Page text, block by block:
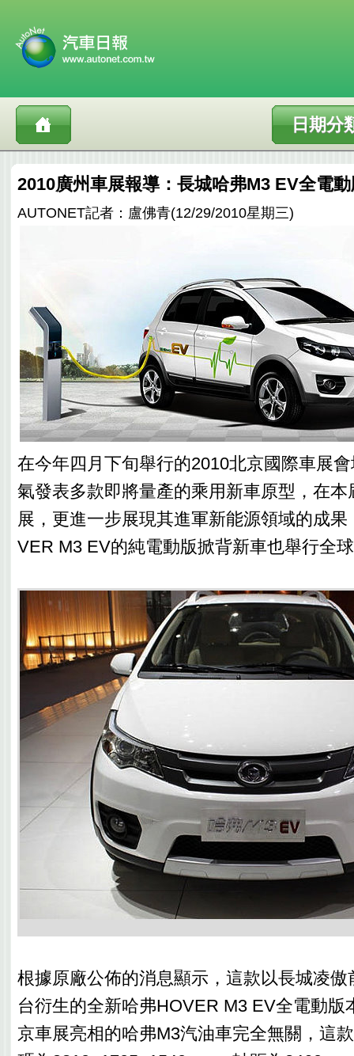
日期分
2010廣州車展報導：長城哈弗M3 EV全電
AUTONET記者：盧佛青(12/29/2010星期三)
在今年四月下旬舉行的2010北京國際車展
氣發表多款即將量產的乘用新車原型，在本
展，更進一步展現其進軍新能源領域的成
VER M3 EV的純電動版掀背新車也舉行全
根據原廠公佈的消息顯示，這款以長城凌
台衍生的全新哈弗HOVER M3 EV全電動版
京車展亮相的哈弗M3汽油車完全無關，這